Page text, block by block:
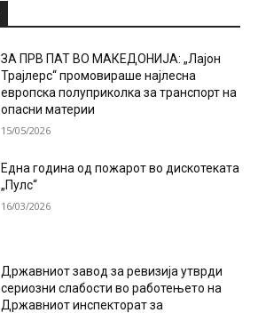
ЗА ПРВ ПАТ ВО МАКЕДОНИЈА: „Лајон
Трајлерс“ промовираше најлесна
европска полуприколка за транспорт на
опасни материи
15/05/2026
Една година од пожарот во дискотеката
„Пулс“
16/03/2026
Државниот завод за ревизија утврди
сериозни слабости во работењето на
Државниот инспекторат за